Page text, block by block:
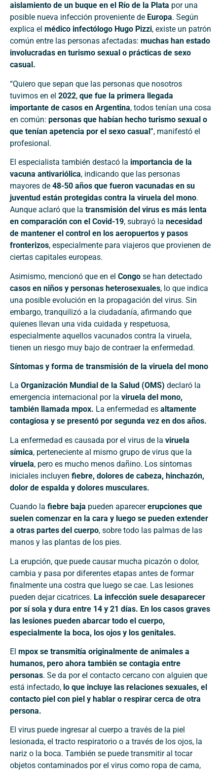
aislamiento de un buque en el Río de la Plata por una
posible nueva infección proveniente de Europa. Según
explica el médico infectólogo Hugo Pizzi, existe un patrón
común entre las personas afectadas: muchas han estado
involucradas en turismo sexual o prácticas de sexo
casual.
“Quiero que sepan que las personas que nosotros
tuvimos en el 2022, que fue la primera llegada
importante de casos en Argentina, todos tenían una cosa
en común: personas que habían hecho turismo sexual o
que tenían apetencia por el sexo casual”, manifestó el
profesional.
El especialista también destacó la importancia de la
vacuna antivariólica, indicando que las personas
mayores de 48-50 años que fueron vacunadas en su
juventud están protegidas contra la viruela del mono.
Aunque aclaró que la transmisión del virus es más lenta
en comparación con el Covid-19, subrayó la necesidad
de mantener el control en los aeropuertos y pasos
fronterizos, especialmente para viajeros que provienen de
ciertas capitales europeas.
Asimismo, mencionó que en el Congo se han detectado
casos en niños y personas heterosexuales, lo que indica
una posible evolución en la propagación del virus. Sin
embargo, tranquilizó a la ciudadanía, afirmando que
quienes llevan una vida cuidada y respetuosa,
especialmente aquellos vacunados contra la viruela,
tienen un riesgo muy bajo de contraer la enfermedad.
Síntomas y forma de transmisión de la viruela del mono
La Organización Mundial de la Salud (OMS) declaró la
emergencia internacional por la viruela del mono,
también llamada mpox. La enfermedad es altamente
contagiosa y se presentó por segunda vez en dos años.
La enfermedad es causada por el virus de la viruela
símica, perteneciente al mismo grupo de virus que la
viruela, pero es mucho menos dañino. Los síntomas
iniciales incluyen fiebre, dolores de cabeza, hinchazón,
dolor de espalda y dolores musculares.
Cuando la fiebre baja pueden aparecererupciones que
suelen comenzar en la cara y luego se pueden extender
a otras partes del cuerpo, sobre todo las palmas de las
manos y las plantas de los pies.
La erupción, que puede causar mucha picazón o dolor,
cambia y pasa por diferentes etapas antes de formar
finalmente una costra que luego se cae. Las lesiones
pueden dejar cicatrices. La infección suele desaparecer
por sí sola y dura entre 14 y 21 días. En los casos graves
las lesiones pueden abarcar todo el cuerpo,
especialmente la boca, los ojos y los genitales.
El mpox se transmitía originalmente de animales a
humanos, pero ahora también se contagia entre
personas. Se da por el contacto cercano con alguien que
está infectado, lo que incluye las relaciones sexuales, el
contacto piel con piel y hablar o respirar cerca de otra
persona.
El virus puede ingresar al cuerpo a través de la piel
lesionada, el tracto respiratorio o a través de los ojos, la
nariz o la boca. También se puede transmitir al tocar
objetos contaminados por el virus como ropa de cama,